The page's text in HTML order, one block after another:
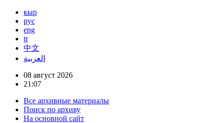
кыр
рус
eng
tr
中文
العربية
08 август 2026
21:07
Все архивные материалы
Поиск по архиву
На основной сайт